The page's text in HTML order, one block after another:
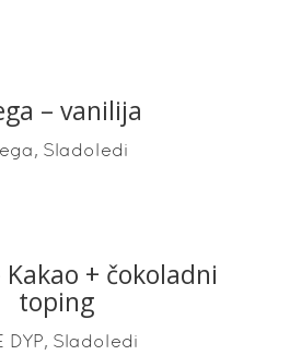
READ MORE
– vanilija
, Sladoledi
READ MORE
Kakao + čokoladni
toping
DYP, Sladoledi